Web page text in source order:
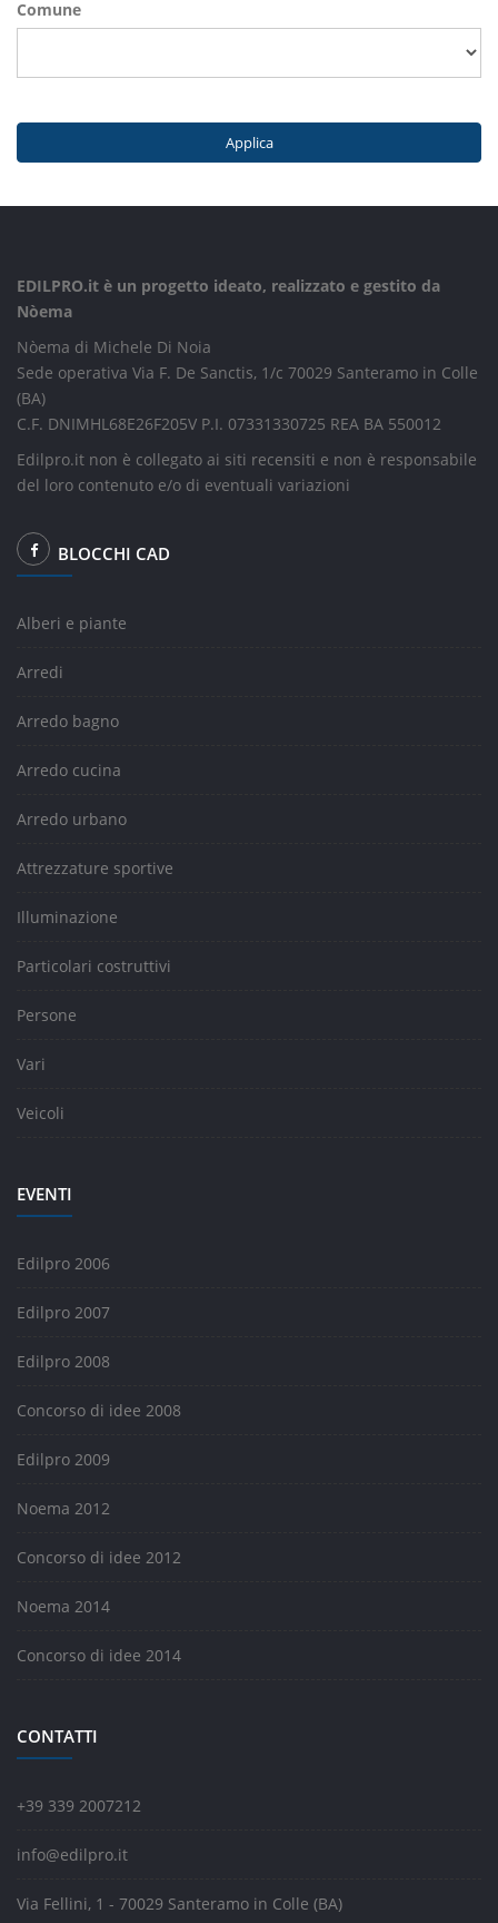
Comune
Applica
EDILPRO.it è un progetto ideato, realizzato e gestito da
Nòema
Nòema di Michele Di Noia
Sede operativa Via F. De Sanctis, 1/c 70029 Santeramo in Colle
(BA)
C.F. DNIMHL68E26F205V P.I. 07331330725 REA BA 550012
Edilpro.it non è collegato ai siti recensiti e non è responsabile
del loro contenuto e/o di eventuali variazioni
BLOCCHI CAD
Alberi e piante
Arredi
Arredo bagno
Arredo cucina
Arredo urbano
Attrezzature sportive
Illuminazione
Particolari costruttivi
Persone
Vari
Veicoli
EVENTI
Edilpro 2006
Edilpro 2007
Edilpro 2008
Concorso di idee 2008
Edilpro 2009
Noema 2012
Concorso di idee 2012
Noema 2014
Concorso di idee 2014
CONTATTI
+39 339 2007212
info@edilpro.it
Via Fellini, 1 - 70029 Santeramo in Colle (BA)